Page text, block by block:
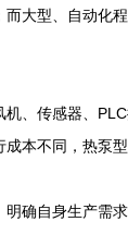
大型、自动
、传感器、
本不同，热泵
确自身生产